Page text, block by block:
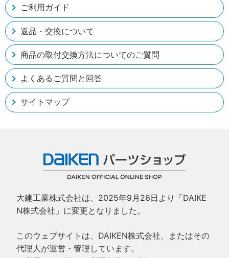
ご利用ガイド
返品・交換について
商品の取付交換方法についてのご質問
よくあるご質問と回答
サイトマップ
大建工業株式会社は、2025年9月26日より「DAIKE
N株式会社」に変更となりました。
このウェブサイトは、DAIKEN株式会社、またはその
代理人が運営・管理しています。